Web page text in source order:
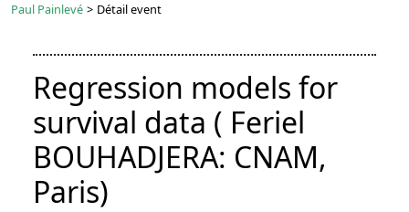
Paul Painlevé > Détail event
Regression models for
survival data ( Feriel
BOUHADJERA: CNAM,
Paris)